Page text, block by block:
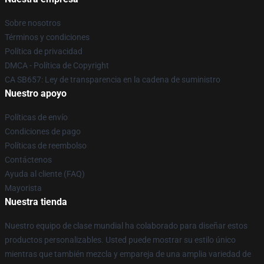
Sobre nosotros
Términos y condiciones
Política de privacidad
DMCA - Política de Copyright
CA SB657: Ley de transparencia en la cadena de suministro
Nuestro apoyo
Políticas de envío
Condiciones de pago
Políticas de reembolso
Contáctenos
Ayuda al cliente (FAQ)
Mayorista
Nuestra tienda
Nuestro equipo de clase mundial ha colaborado para diseñar estos
productos personalizables. Usted puede mostrar su estilo único
mientras que también mezcla y empareja de una amplia variedad de